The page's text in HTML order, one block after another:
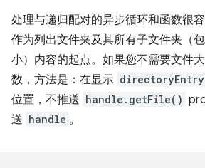
处理与递归配对的异步循环和函数很
作为列出文件夹及其所有子文件夹（
小）内容的起点。如果您不需要文件
数，方法是：在显示
位置，不推送 handle.getFile()
送 handle 。